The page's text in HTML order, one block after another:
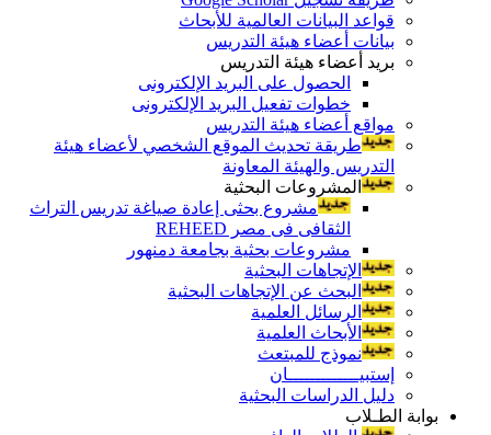
قواعد البيانات العالمية للأبحاث
بيانات أعضاء هيئة التدريس
بريد أعضاء هيئة التدريس
الحصول على البريد الإلكترونى
خطوات تفعيل البريد الإلكترونى
مواقع أعضاء هيئة التدريس
طريقة تحديث الموقع الشخصي لأعضاء هيئة
التدريس والهيئة المعاونة
المشروعات البحثية
مشروع بحثى إعادة صياغة تدريس التراث
الثقافى فى مصر REHEED
مشروعات بحثية بجامعة دمنهور
الإتجاهات البحثية
البحث عن الإتجاهات البحثية
الرسائل العلمية
الأبحاث العلمية
نموذج للمبتعث
إستبيـــــــــــــان
دليل الدراسات البحثية
بوابة الطـلاب